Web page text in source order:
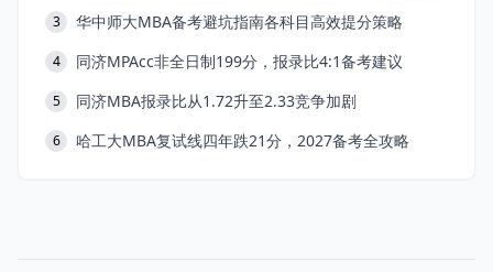
3 华中师大MBA备考避坑指南各科目高效提分策略
4 同济MPAcc非全日制199分，报录比4:1备考建议
5 同济MBA报录比从1.72升至2.33竞争加剧
6 哈工大MBA复试线四年跌21分，2027备考全攻略